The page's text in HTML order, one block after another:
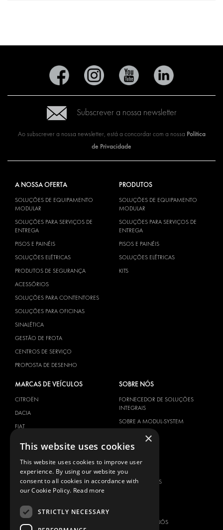
Subscrever a nossa newsletter
Ao subscrever a nossa newsletter, está a concordar com a nossa Política
de Privacidade
A NOSSA OFERTA
SOLUÇÕES DE EQUIPAMENTO
MODULAR
SOLUÇÕES PARA SERVIÇOS DE
ENTREGA
PISOS E PAINÉIS
SOLUÇÕES ELÉTRICAS
PRODUTOS DE SEGURANÇA
ACESSÓRIOS
SOLUÇÕES PARA CONTENTORES
SOLUÇÕES PARA OFICINAS
SINALÉTICA
GESTÃO DE FROTA
CENTROS DE SERVIÇO
PROPOSTA DE DESENHO
PRODUTOS
SOLUÇÕES DE EQUIPAMENTO
MODULAR
SOLUÇÕES PARA SERVIÇOS DE
ENTREGA
PISOS E PAINÉIS
SOLUÇÕES ELÉTRICAS
KITS
MARCAS DE VEÍCULOS
CITROËN
DACIA
FIAT
IVECO
MAN
MAXUS
MERCEDES
NISSAN
SOBRE NÓS
FORNECEDOR DE SOLUÇÕES
INTEGRAIS
SOBRE A MODUL-SYSTEM
DOWNLOADS
NOTÍCIAS
CONTACTOS
CONTACTE-NOS
ASSOCIE-SE A NÓS
×
This website uses cookies
This website uses cookies to improve user
experience. By using our website you
consent to all cookies in accordance with
our Cookie Policy. Read more
STRICTLY NECESSARY